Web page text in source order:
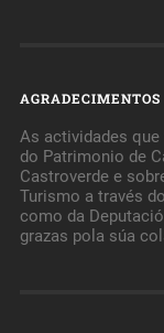
AGRADECIMENTOS
As actividades
do Patrimonio de
Castroverde e
Turismo a través
como da
grazas pola súa